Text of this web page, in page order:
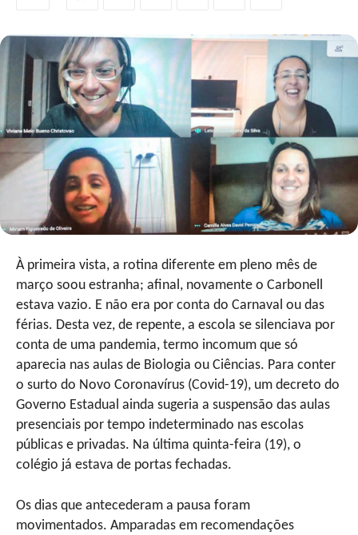
À primeira vista, a rotina diferente em pleno mês de
março soou estranha; afinal, novamente o Carbonell
estava vazio. E não era por conta do Carnaval ou das
férias. Desta vez, de repente, a escola se silenciava por
conta de uma pandemia, termo incomum que só
aparecia nas aulas de Biologia ou Ciências. Para conter
o surto do Novo Coronavírus (Covid-19), um decreto do
Governo Estadual ainda sugeria a suspensão das aulas
presenciais por tempo indeterminado nas escolas
públicas e privadas. Na última quinta-feira (19), o
colégio já estava de portas fechadas.
Os dias que antecederam a pausa foram
movimentados. Amparadas em recomendações